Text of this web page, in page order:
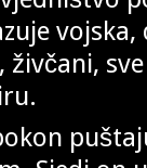
živčani,